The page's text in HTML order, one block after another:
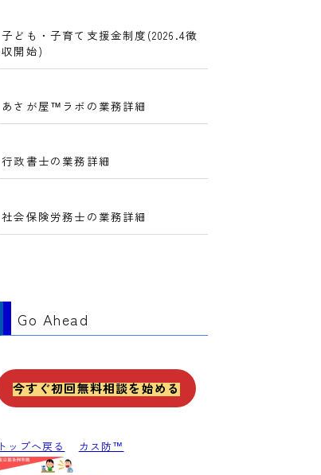
子ども・子育て支援金制度(2026.4徴
収開始)
あさが屋™ラボの業務詳細
行政書士の業務詳細
社会保険労務士の業務詳細
Go Ahead
今すぐ初回無料相談を始める
トップへ戻る カス防™